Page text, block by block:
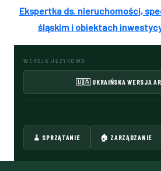
Ekspertka ds. nieruchomości,
śląskim i obiektach
WERSJA JĘZYKOWA
🇺🇦 UKRAIŃSKA WERSJA
🧹 SPRZĄTANIE 🏠 ZARZĄDZANIE